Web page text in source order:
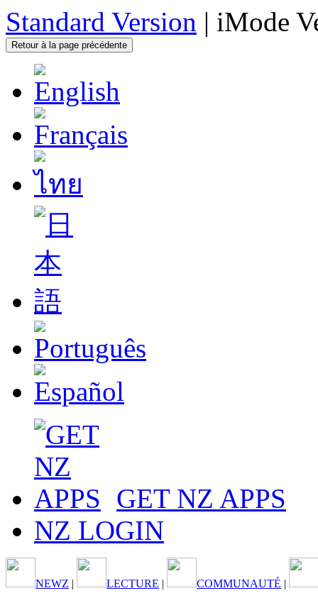
Standard Version | iMode
GET NZ APPS
NZ LOGIN
NEWZ | LECTURE | COMMUNAUTÉ |